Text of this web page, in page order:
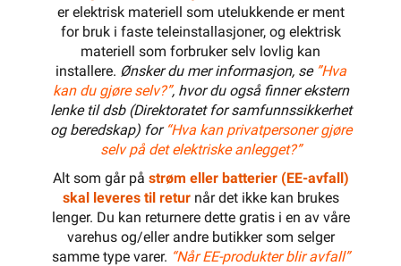
er elektrisk materiell som utelukkende er ment
for bruk i faste teleinstallasjoner, og elektrisk
materiell som forbruker selv lovlig kan
installere. Ønsker du mer informasjon, se ”Hva
kan du gjøre selv?”, hvor du også finner ekstern
lenke til dsb (Direktoratet for samfunnssikkerhet
og beredskap) for “Hva kan privatpersoner gjøre
selv på det elektriske anlegget?”
Alt som går på strøm eller batterier (EE-avfall)
skal leveres til returnår det ikke kan brukes
lenger. Du kan returnere dette gratis i en av våre
varehus og/eller andre butikker som selger
samme type varer. “Når EE-produkter blir avfall”